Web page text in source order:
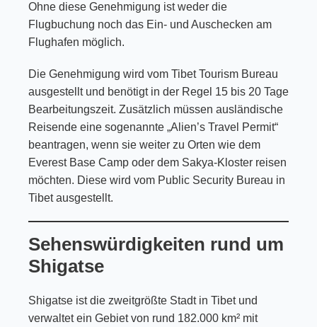
Ohne diese Genehmigung ist weder die
Flugbuchung noch das Ein- und Auschecken am
Flughafen möglich.
Die Genehmigung wird vom Tibet Tourism Bureau
ausgestellt und benötigt in der Regel 15 bis 20 Tage
Bearbeitungszeit. Zusätzlich müssen ausländische
Reisende eine sogenannte „Alien’s Travel Permit“
beantragen, wenn sie weiter zu Orten wie dem
Everest Base Camp oder dem Sakya-Kloster reisen
möchten. Diese wird vom Public Security Bureau in
Tibet ausgestellt.
Sehenswürdigkeiten rund um
Shigatse
Shigatse ist die zweitgrößte Stadt in Tibet und
verwaltet ein Gebiet von rund 182.000 km² mit